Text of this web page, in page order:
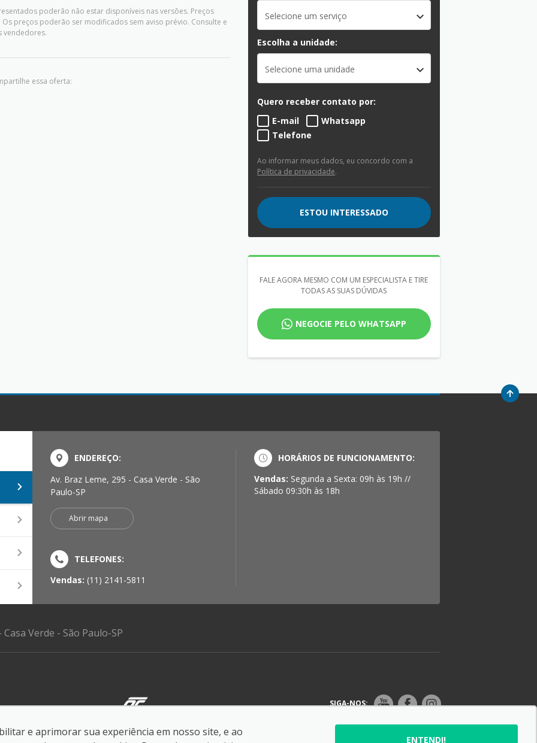
poderão não estar disponíveis nas versões. Preços
preços poderão ser modificados sem aviso prévio. Consulte e
vendedores.
essa oferta:
Selecione um serviço
Escolha a unidade:
Selecione uma unidade
Quero receber contato por:
E-mail
Whatsapp
Telefone
Ao informar meus dados, eu concordo com a
Política de privacidade.
ESTOU INTERESSADO
FALE AGORA MESMO COM UM ESPECIALISTA E TIRE
TODAS AS SUAS DÚVIDAS
NEGOCIE PELO WHATSAPP
ENDEREÇO:
Av. Braz Leme, 295 - Casa Verde - São
Paulo-SP
Abrir mapa
TELEFONES:
Vendas: (11) 2141-5811
HORÁRIOS DE FUNCIONAMENTO:
Vendas: Segunda a Sexta: 09h às 19h //
Sábado 09:30h às 18h
Verde - São Paulo-SP
SIGA-NOS:
e aprimorar sua experiência em nosso site, e ao
ENTENDI!